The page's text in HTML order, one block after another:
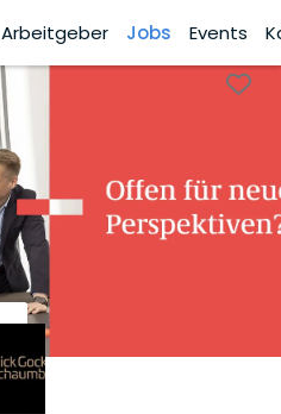
Arbeitgeber Jobs Events